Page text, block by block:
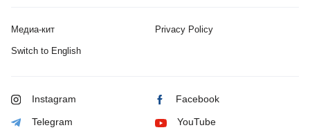
Медиа-кит Privacy Policy
Switch to English
Instagram Facebook
Telegram YouTube